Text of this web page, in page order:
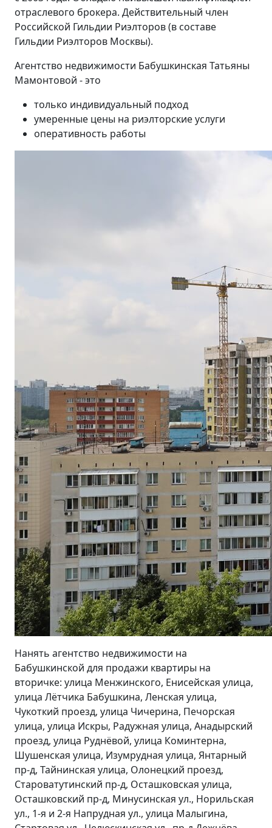
отраслевого брокера. Действительный член
Российской Гильдии Риэлторов (в составе
Гильдии Риэлторов Москвы).
Агентство недвижимости Бабушкинская Татьяны
Мамонтовой - это
только индивидуальный подход
умеренные цены на риэлторские услуги
оперативность работы
Нанять агентство недвижимости на
Бабушкинской для продажи квартиры на
вторичке: улица Менжинского, Енисейская улица,
улица Лётчика Бабушкина, Ленская улица,
Чукоткий проезд, улица Чичерина, Печорская
улица, улица Искры, Радужная улица, Анадырский
проезд, улица Руднёвой, улица Коминтерна,
Шушенская улица, Изумрудная улица, Янтарный
пр-д, Тайнинская улица, Олонецкий проезд,
Староватутинский пр-д, Осташковская улица,
Осташковский пр-д, Минусинская ул., Норильская
ул., 1-я и 2-я Напрудная ул., улица Малыгина,